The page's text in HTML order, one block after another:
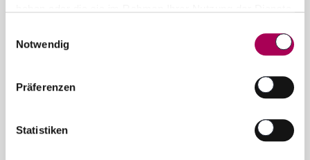
Notwendig
Präferenzen
Statistiken
Bernstrasse 110
Telefon 041 250 30 30